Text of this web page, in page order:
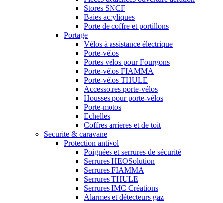
Stores SNCF
Baies acryliques
Porte de coffre et portillons
Portage
Vélos à assistance électrique
Porte-vélos
Portes vélos pour Fourgons
Porte-vélos FIAMMA
Porte-vélos THULE
Accessoires porte-vélos
Housses pour porte-vélos
Porte-motos
Echelles
Coffres arrieres et de toit
Securite & caravane
Protection antivol
Poignées et serrures de sécurité
Serrures HEOSolution
Serrures FIAMMA
Serrures THULE
Serrures IMC Créations
Alarmes et détecteurs gaz